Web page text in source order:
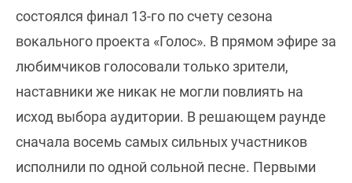
состоялся финал 13-го по счету сезона
вокального проекта «Голос». В прямом эфире за
любимчиков голосовали только зрители,
наставники же никак не могли повлиять на
исход выбора аудитории. В решающем раунде
сначала восемь самых сильных участников
исполнили по одной сольной песне. Первыми